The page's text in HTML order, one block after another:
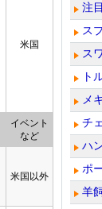
米国
イベント
など
米国以外
注
ス
ス
ト
メ
チ
ハ
ポ
羊